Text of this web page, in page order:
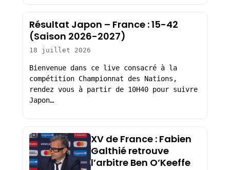
Résultat Japon – France : 15-42
(Saison 2026-2027)
18 juillet 2026
Bienvenue dans ce live consacré à la
compétition Championnat des Nations,
rendez vous à partir de 10H40 pour suivre
Japon…
XV de France : Fabien
Galthié retrouve
l’arbitre Ben O’Keeffe